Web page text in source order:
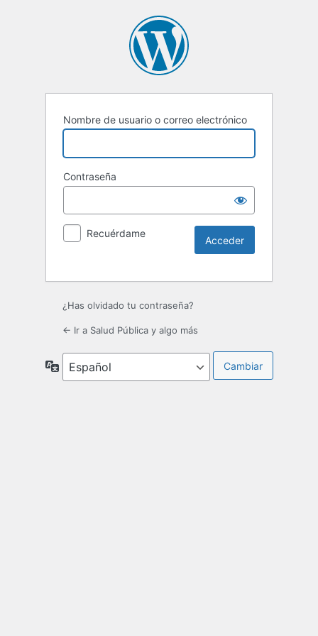
Nombre de usuario o correo electrónico
Contraseña
Recuérdame
¿Has olvidado tu contraseña?
← Ir a Salud Pública y algo más
Idioma